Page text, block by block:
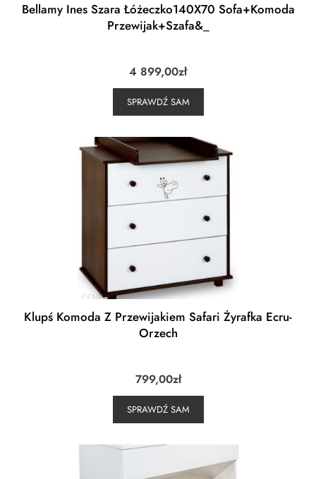
Bellamy Ines Szara Łóżeczko140X70 Sofa+Komoda
Przewijak+Szafa&_
4 899,00zł
SPRAWDŹ SAM
Klupś Komoda Z Przewijakiem Safari Żyrafka Ecru-
Orzech
799,00zł
SPRAWDŹ SAM